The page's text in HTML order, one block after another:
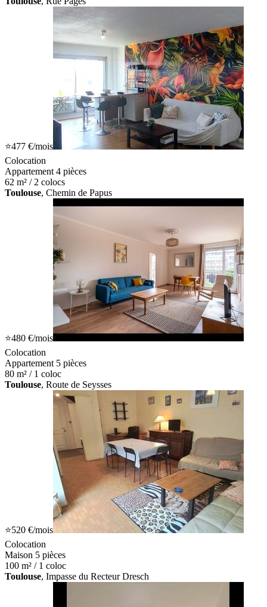
⭐477 €/mois
Colocation
Appartement 4 pièces
62 m² / 2 colocs
Toulouse, Chemin de Papus
⭐480 €/mois
Colocation
Appartement 5 pièces
80 m² / 1 coloc
Toulouse, Route de Seysses
⭐520 €/mois
Colocation
Maison 5 pièces
100 m² / 1 coloc
Toulouse, Impasse du Recteur Dresch